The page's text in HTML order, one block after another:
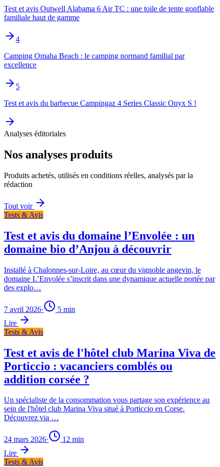
Test et avis Outwell Alabama 6 Air TC : une toile de tente gonflable
familiale haut de gamme
4
Camping Omaha Beach : le camping normand familial par
excellence
5
Test et avis du barbecue Campingaz 4 Series Classic Onyx S !
Analyses éditoriales
Nos analyses produits
Produits achetés, utilisés en conditions réelles, analysés par la
rédaction
Tout voir
Tests & Avis
Test et avis du domaine l’Envolée : un
domaine bio d’Anjou à découvrir
Installé à Chalonnes-sur-Loire, au cœur du vignoble angevin, le
domaine L’Envolée s’inscrit dans une dynamique actuelle portée par
des explo…
7 avril 2026· 5 min
Lire
Tests & Avis
Test et avis de l'hôtel club Marina Viva de
Porticcio : vacanciers comblés ou
addition corsée ?
Un spécialiste de la consommation vous partage son expérience au
sein de l'hôtel club Marina Viva situé à Porticcio en Corse.
Découvrez via …
24 mars 2026· 12 min
Lire
Tests & Avis